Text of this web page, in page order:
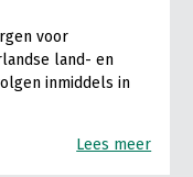
voor
land- en
inmiddels in
Lees meer